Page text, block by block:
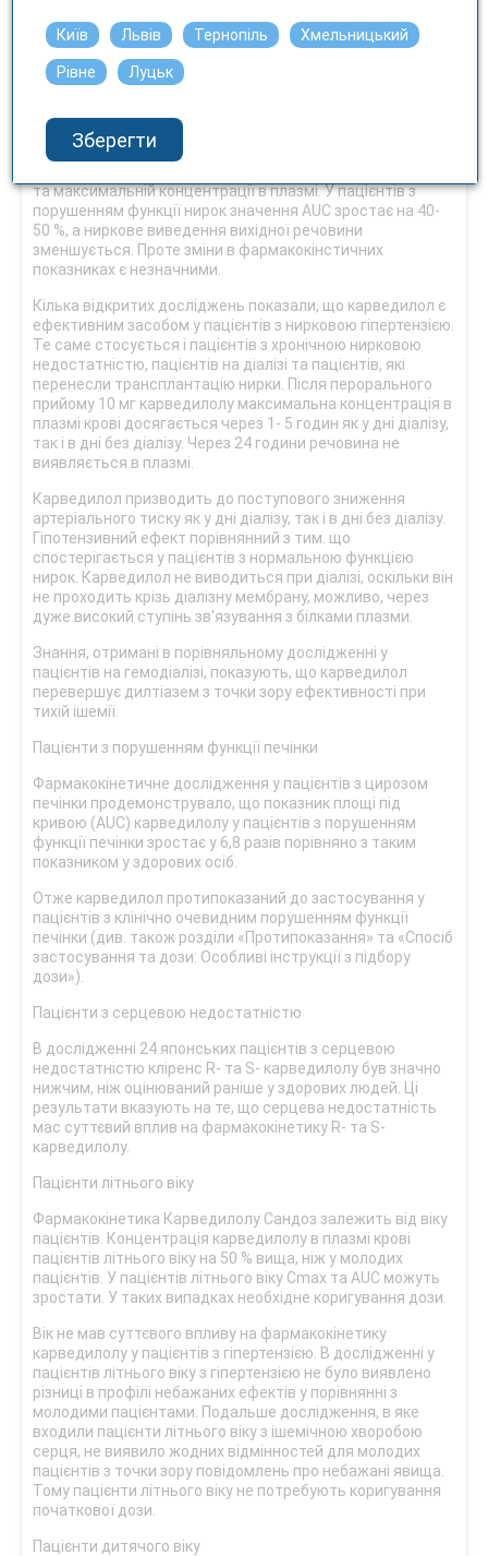
Пацієнти з порушенням функції нирок
Довгострокова терапія карведилолом не впливає на
фільтрацію.
У пацієнтів з гіпертензією з нирковою недостатністю не
та максимальній концентрації в плазмі. У пацієнтів з
порушенням функції нирок значення AUC зростає на 40-
50 %, а ниркове виведення вихідної речовини
зменшується. Проте зміни в фармакокінстичних
показниках є незначними.
Кілька відкритих досліджень показали, що карведилол є
ефективним засобом у пацієнтів з нирковою гіпертензією.
Те саме стосується і пацієнтів з хронічною нирковою
недостатністю, пацієнтів на діалізі та пацієнтів, які
перенесли трансплантацію нирки. Після перорального
прийому 10 мг карведилолу максимальна концентрація в
плазмі крові досягається через 1- 5 годин як у дні діалізу,
так і в дні без діалізу. Через 24 години речовина не
виявляється в плазмі.
Карведилол призводить до поступового зниження
артеріального тиску як у дні діалізу, так і в дні без діалізу.
Гіпотензивний ефект порівнянний з тим. що
спостерігається у пацієнтів з нормальною функцією
нирок. Карведилол не виводиться при діалізі, оскільки він
не проходить крізь діалізну мембрану, можливо, через
дуже високий ступінь зв'язування з білками плазми.
Знання, отримані в порівняльному дослідженні у
пацієнтів на гемодіалізі, показують, що карведилол
перевершує дилтіазем з точки зору ефективності при
тихій ішемії.
Пацієнти з порушенням функції печінки
Фармакокінетичне дослідження у пацієнтів з цирозом
печінки продемонструвало, що показник площі під
кривою (AUC) карведилолу у пацієнтів з порушенням
функції печінки зростає у 6,8 разів порівняно з таким
показником у здорових осіб.
Отже карведилол протипоказаний до застосування у
пацієнтів з клінічно очевидним порушенням функції
печінки (див. також розділи «Протипоказання» та «Спосіб
застосування та дози: Особливі інструкції з підбору
дози»).
Пацієнти з серцевою недостатністю
В дослідженні 24 японських пацієнтів з серцевою
недостатністю кліренс R- та S- карведилолу був значно
нижчим, ніж оцінюваний раніше у здорових людей. Ці
результати вказують на те, що серцева недостатність
мас суттєвий вплив на фармакокінетику R- та S-
карведилолу.
Пацієнти літнього віку
Фармакокінетика Карведилолу Сандоз залежить від віку
пацієнтів. Концентрація карведилолу в плазмі крові
пацієнтів літнього віку на 50 % вища, ніж у молодих
пацієнтів. У пацієнтів літнього віку Сmax та AUC можуть
зростати. У таких випадках необхідне коригування дози.
Вік не мав суттєвого впливу на фармакокінетику
карведилолу у пацієнтів з гіпертензією. В дослідженні у
пацієнтів літнього віку з гіпертензією не було виявлено
різниці в профілі небажаних ефектів у порівнянні з
молодими пацієнтами. Подальше дослідження, в яке
входили пацієнти літнього віку з ішемічною хворобою
серця, не виявило жодних відмінностей для молодих
пацієнтів з точки зору повідомлень про небажані явища.
Тому пацієнти літнього віку не потребують коригування
початкової дози.
Пацієнти дитячого віку
Київ Львів Тернопіль Хмельницький
Рівне Луцьк
Зберегти